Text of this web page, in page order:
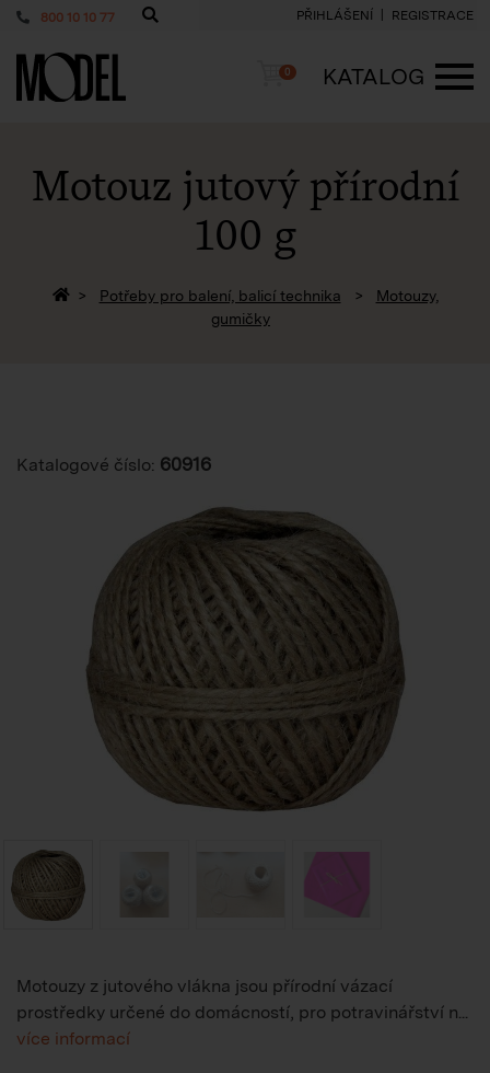
800 10 10 77 PŘIHLÁŠENÍ REGISTRACE
PackShop Košík
0
KATALOG
Motouz jutový přírodní
100 g
Zpět na homepage
Potřeby pro balení, balicí technika
Motouzy,
gumičky
Katalogové číslo: 60916
Motouzy z jutového vlákna jsou přírodní vázací
prostředky určené do domácností, pro potravinářství n...
více informací